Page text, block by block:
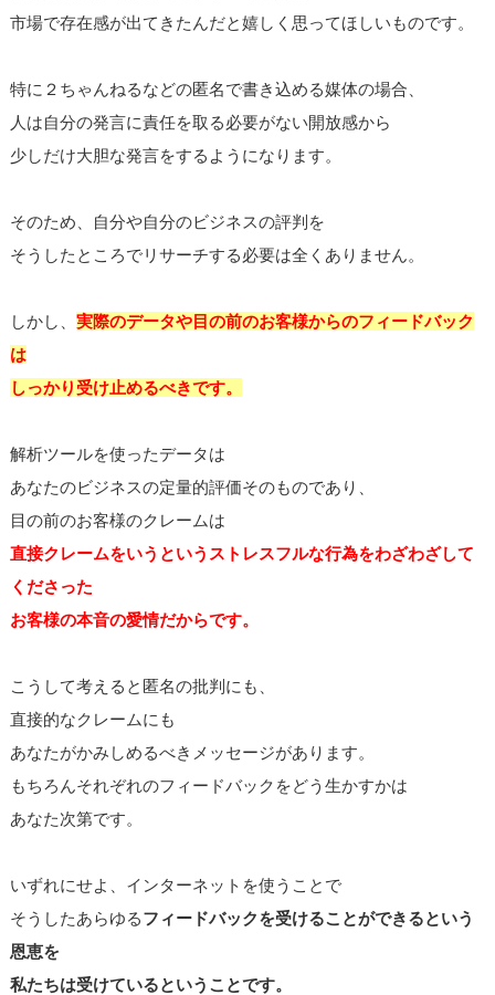
市場で存在感が出てきたんだと嬉しく思ってほしいものです。
特に２ちゃんねるなどの匿名で書き込める媒体の場合、
人は自分の発言に責任を取る必要がない開放感から
少しだけ大胆な発言をするようになります。
そのため、自分や自分のビジネスの評判を
そうしたところでリサーチする必要は全くありません。
しかし、 実際のデータや目の前のお客様からのフィードバック
は
しっかり受け止めるべきです。
解析ツールを使ったデータは
あなたのビジネスの定量的評価そのものであり、
目の前のお客様のクレームは
直接クレームをいうというストレスフルな行為をわざわざして
くださった
お客様の本音の愛情だからです。
こうして考えると匿名の批判にも、
直接的なクレームにも
あなたがかみしめるべきメッセージがあります。
もちろんそれぞれのフィードバックをどう生かすかは
あなた次第です。
いずれにせよ、インターネットを使うことで
そうしたあらゆるフィードバックを受けることができるという
恩恵を
私たちは受けているということです。